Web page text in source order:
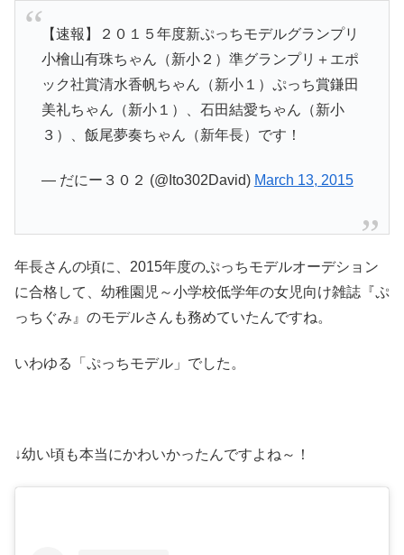
【速報】２０１５年度新ぷっちモデルグランプリ
小檜山有珠ちゃん（新小２）準グランプリ＋エポ
ック社賞清水香帆ちゃん（新小１）ぷっち賞鎌田
美礼ちゃん（新小１）、石田結愛ちゃん（新小
３）、飯尾夢奏ちゃん（新年長）です！
— だにー３０２ (@Ito302David) March 13, 2015
年長さんの頃に、2015年度のぷっちモデルオーデション
に合格して、幼稚園児～小学校低学年の女児向け雑誌『ぷ
っちぐみ』のモデルさんも務めていたんですね。
いわゆる「ぷっちモデル」でした。
↓幼い頃も本当にかわいかったんですよね～！